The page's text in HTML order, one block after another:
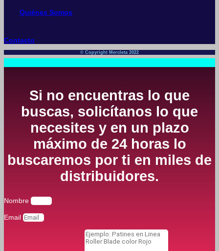
Quiénes Somos
Contacto
© Copyright Mercleta 2022
Si no encuentras lo que
buscas, solicítanos lo que
necesites y en un plazo
máximo de 24 horas lo
buscaremos por ti en miles de
distribuidores.
Nombre
Email